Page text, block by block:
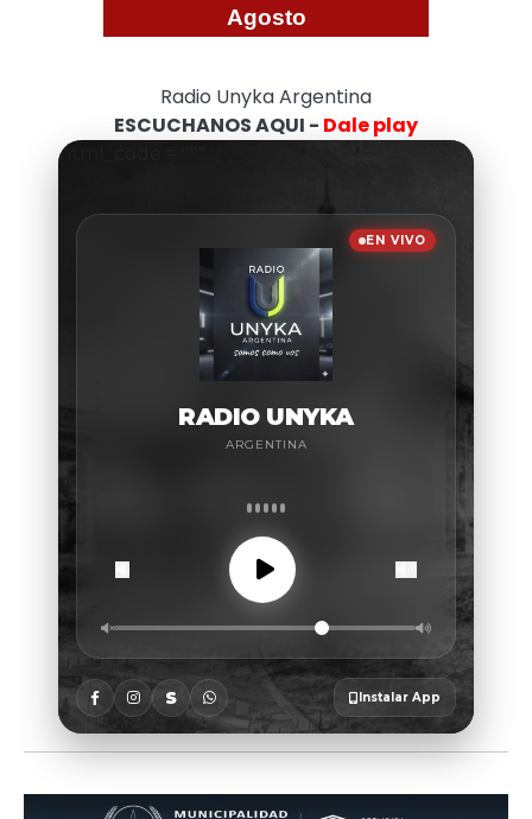
Agosto
Radio Unyka Argentina
ESCUCHANOS AQUI - Dale play